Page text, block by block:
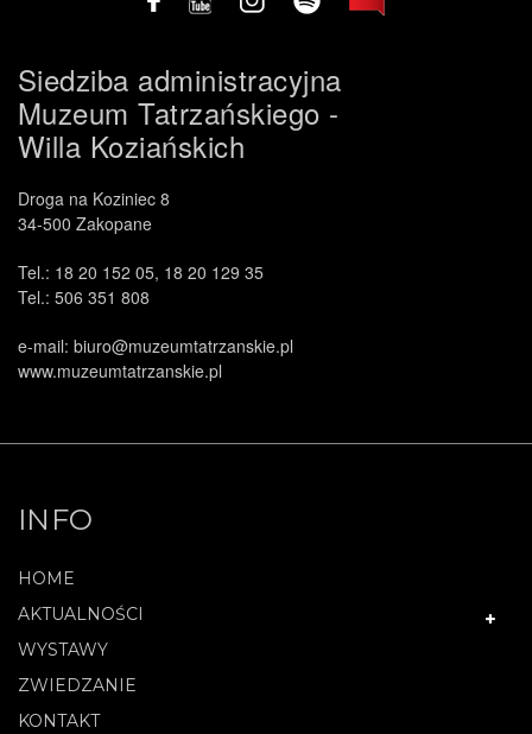
Siedziba administracyjna
Muzeum Tatrzańskiego -
Willa Koziańskich
Droga na Koziniec 8
34-500 Zakopane
Tel.: 18 20 152 05, 18 20 129 35
Tel.: 506 351 808
e-mail: biuro@muzeumtatrzanskie.pl
www.muzeumtatrzanskie.pl
INFO
HOME
AKTUALNOŚCI
WYSTAWY
ZWIEDZANIE
KONTAKT